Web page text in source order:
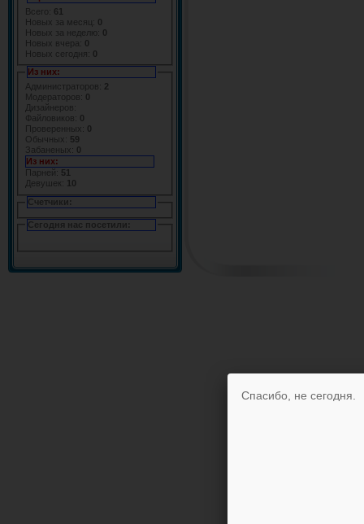
Всего: 61
Новых за месяц: 0
Новых за неделю: 0
Новых вчера: 0
Новых сегодня: 0
Из них:
Администраторов: 2
Модераторов: 0
Дизайнеров:
Файловиков: 0
Проверенных: 0
Обычных: 59
Забаненых: 0
Из них:
Парней: 51
Девушек:
10
Счетчики:
Сегодня нас посетили:
Спасибо, не сегодня.